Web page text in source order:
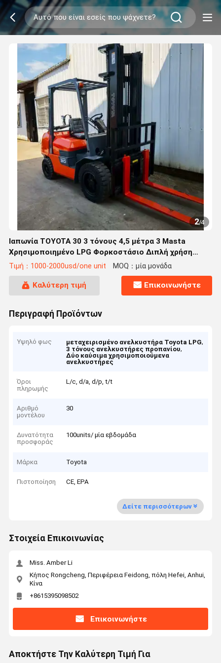
2/4
Ιαπωνία TOYOTA 30 3 τόνους 4,5 μέτρα 3 Masta
Χρησιμοποιημένο LPG Φορκοστάσιο Διπλή χρήση
προπάνου και υγροποιημένου αερίου
Τιμή：1000-2000usd/one unit MOQ：μία μονάδα
Καλύτερη τιμή Επικοινωνήστε
Περιγραφή Προϊόντων
Υψηλό φως μεταχειρισμένο ανελκυστήρα Toyota LPG,
3 τόνους ανελκυστήρες προπανίου,
Δύο καύσιμα χρησιμοποιούμενα
ανελκυστήρες
Όροι
πληρωμής
L/c, d/a, d/p, t/t
Αριθμό
μοντέλου
30
Δυνατότητα
προσφοράς
100units/ μία εβδομάδα
Μάρκα Toyota
Πιστοποίηση CE, EPA
Δείτε περισσότερων
Στοιχεία Επικοινωνίας
Miss. Amber Li
Κήπος Rongcheng, Περιφέρεια Feidong, πόλη Hefei, Anhui,
Κίνα
+8615395098502
Επικοινωνήστε
Αποκτήστε Την Καλύτερη Τιμή Για